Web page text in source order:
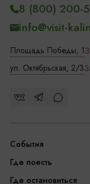
Площадь Победы, 1
ул. Октябрьская, 2/3
8 (800) 200-
info@visit-
События
Где поесть
Где остановиться